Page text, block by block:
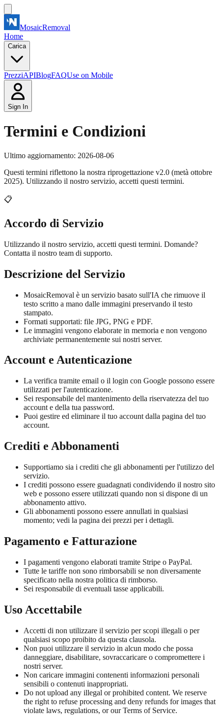
MosaicRemoval
Home
Carica
PrezziAPIBlogFAQUse on Mobile
Sign In
Termini e Condizioni
Ultimo aggiornamento: 2026-08-06
Questi termini riflettono la nostra riprogettazione v2.0 (metà ottobre
2025). Utilizzando il nostro servizio, accetti questi termini.
📋
Accordo di Servizio
Utilizzando il nostro servizio, accetti questi termini. Domande?
Contatta il nostro team di supporto.
Descrizione del Servizio
MosaicRemoval è un servizio basato sull'IA che rimuove il
testo scritto a mano dalle immagini preservando il testo
stampato.
Formati supportati: file JPG, PNG e PDF.
Le immagini vengono elaborate in memoria e non vengono
archiviate permanentemente sui nostri server.
Account e Autenticazione
La verifica tramite email o il login con Google possono essere
utilizzati per l'autenticazione.
Sei responsabile del mantenimento della riservatezza del tuo
account e della tua password.
Puoi gestire ed eliminare il tuo account dalla pagina del tuo
account.
Crediti e Abbonamenti
Supportiamo sia i crediti che gli abbonamenti per l'utilizzo del
servizio.
I crediti possono essere guadagnati condividendo il nostro sito
web e possono essere utilizzati quando non si dispone di un
abbonamento attivo.
Gli abbonamenti possono essere annullati in qualsiasi
momento; vedi la pagina dei prezzi per i dettagli.
Pagamento e Fatturazione
I pagamenti vengono elaborati tramite Stripe o PayPal.
Tutte le tariffe non sono rimborsabili se non diversamente
specificato nella nostra politica di rimborso.
Sei responsabile di eventuali tasse applicabili.
Uso Accettabile
Accetti di non utilizzare il servizio per scopi illegali o per
qualsiasi scopo proibito da questa clausola.
Non puoi utilizzare il servizio in alcun modo che possa
danneggiare, disabilitare, sovraccaricare o compromettere i
nostri server.
Non caricare immagini contenenti informazioni personali
sensibili o contenuti inappropriati.
Do not upload any illegal or prohibited content. We reserve
the right to refuse processing and deny refunds for images that
violate laws, regulations, or our Terms of Service.